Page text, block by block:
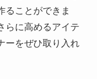
ることができま
らに高めるアイテ
ーをぜひ取り入れ